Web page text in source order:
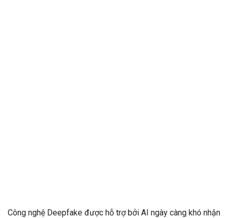
Công nghệ Deepfake được hỗ trợ bởi AI ngày càng khó nhận